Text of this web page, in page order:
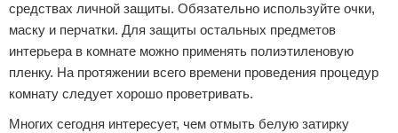
средствах личной защиты. Обязательно используйте очки,
маску и перчатки. Для защиты остальных предметов
интерьера в комнате можно применять полиэтиленовую
пленку. На протяжении всего времени проведения процедур
комнату следует хорошо проветривать.
Многих сегодня интересует, чем отмыть белую затирку